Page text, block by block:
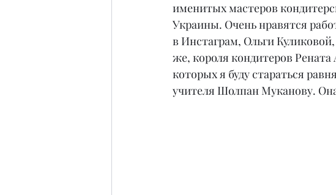
именитых мастеров
Украины. Очень нравятся
в Инстаграм, Ольги
же, короля кондитеров
которых я буду стараться
учителя Шолпан Муканову.